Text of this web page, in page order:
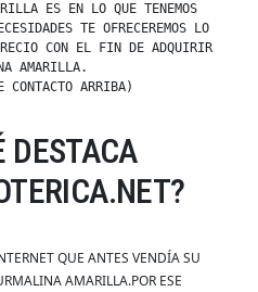
ES EN LO QUE TENEMOS
TE OFRECEREMOS LO
CON EL FIN DE ADQUIRIR
AMARILLA.
CONTACTO ARRIBA)
DESTACA
QUE ANTES VENDÍA SU
AMARILLA.POR ESE